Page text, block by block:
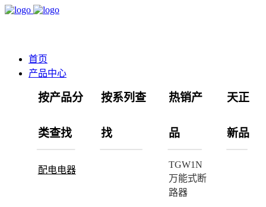
首页
产品中心
按产品分
类查找
配电电器
按系列查
找
热销产
品
TGW1N
万能式断
路器
天正
新品